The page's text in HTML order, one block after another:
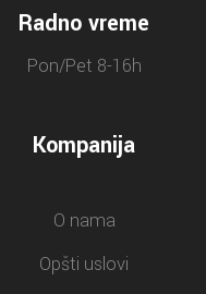
Radno vreme
Pon/Pet 8-16h
Kompanija
O nama
Opšti uslovi